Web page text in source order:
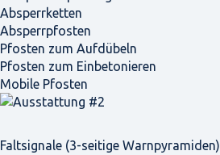
Absperrketten
Absperrpfosten
Pfosten zum Aufdübeln
Pfosten zum Einbetonieren
Mobile Pfosten
Faltsignale (3-seitige Warnpyramiden)